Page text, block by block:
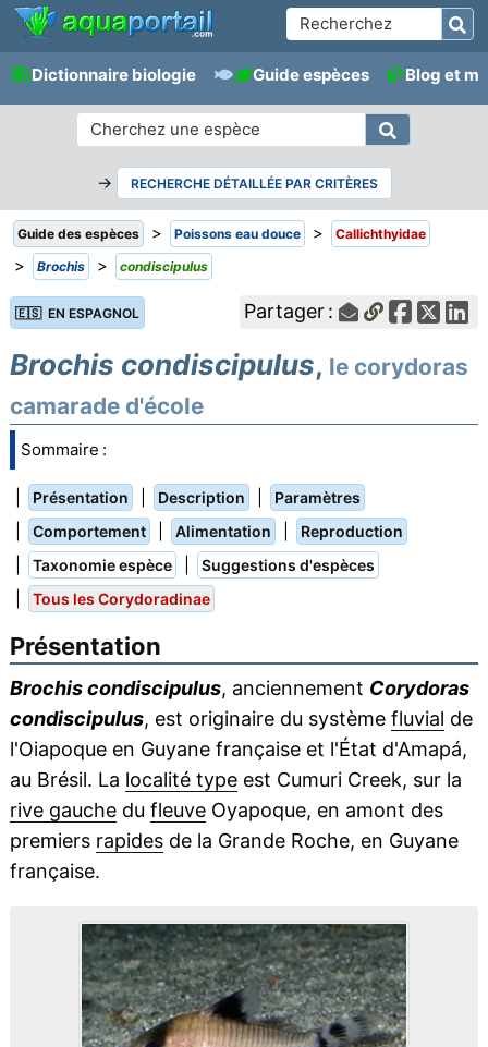
Dictionnaire biologie Guide espèces Blog et
→ RECHERCHE DÉTAILLÉE PAR CRITÈRES
Guide des espèces > Poissons eau douce > Callichthyidae
> Brochis > condiscipulus
🇪🇸 EN ESPAGNOL Partager :
Brochis condiscipulus, le corydoras
camarade d'école
Sommaire :
Présentation Description Paramètres
Comportement Alimentation Reproduction
Taxonomie espèce Suggestions d'espèces
Tous les Corydoradinae
Présentation
Brochis condiscipulus, anciennement Corydoras
condiscipulus, est originaire du système fluvial de
l'Oiapoque en Guyane française et l'État d'Amapá,
au Brésil. La localité typeest Cumuri Creek, sur la
rive gauchedu fleuveOyapoque, en amont des
premiers rapidesde la Grande Roche, en Guyane
française.